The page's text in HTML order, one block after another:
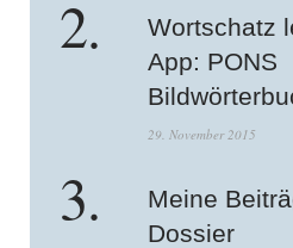
Wortschatz
App: PONS
29. November 2015
Meine
Dossier